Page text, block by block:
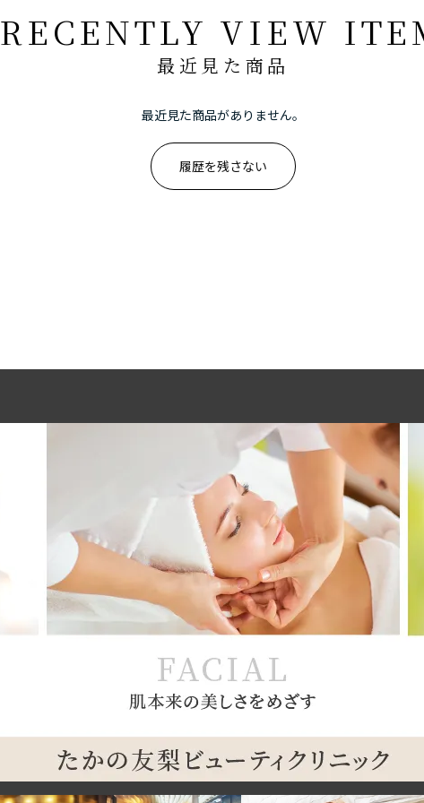
RECENTLY VIEW
最近見た商品
最近見た商品がありません。
履歴を残さない